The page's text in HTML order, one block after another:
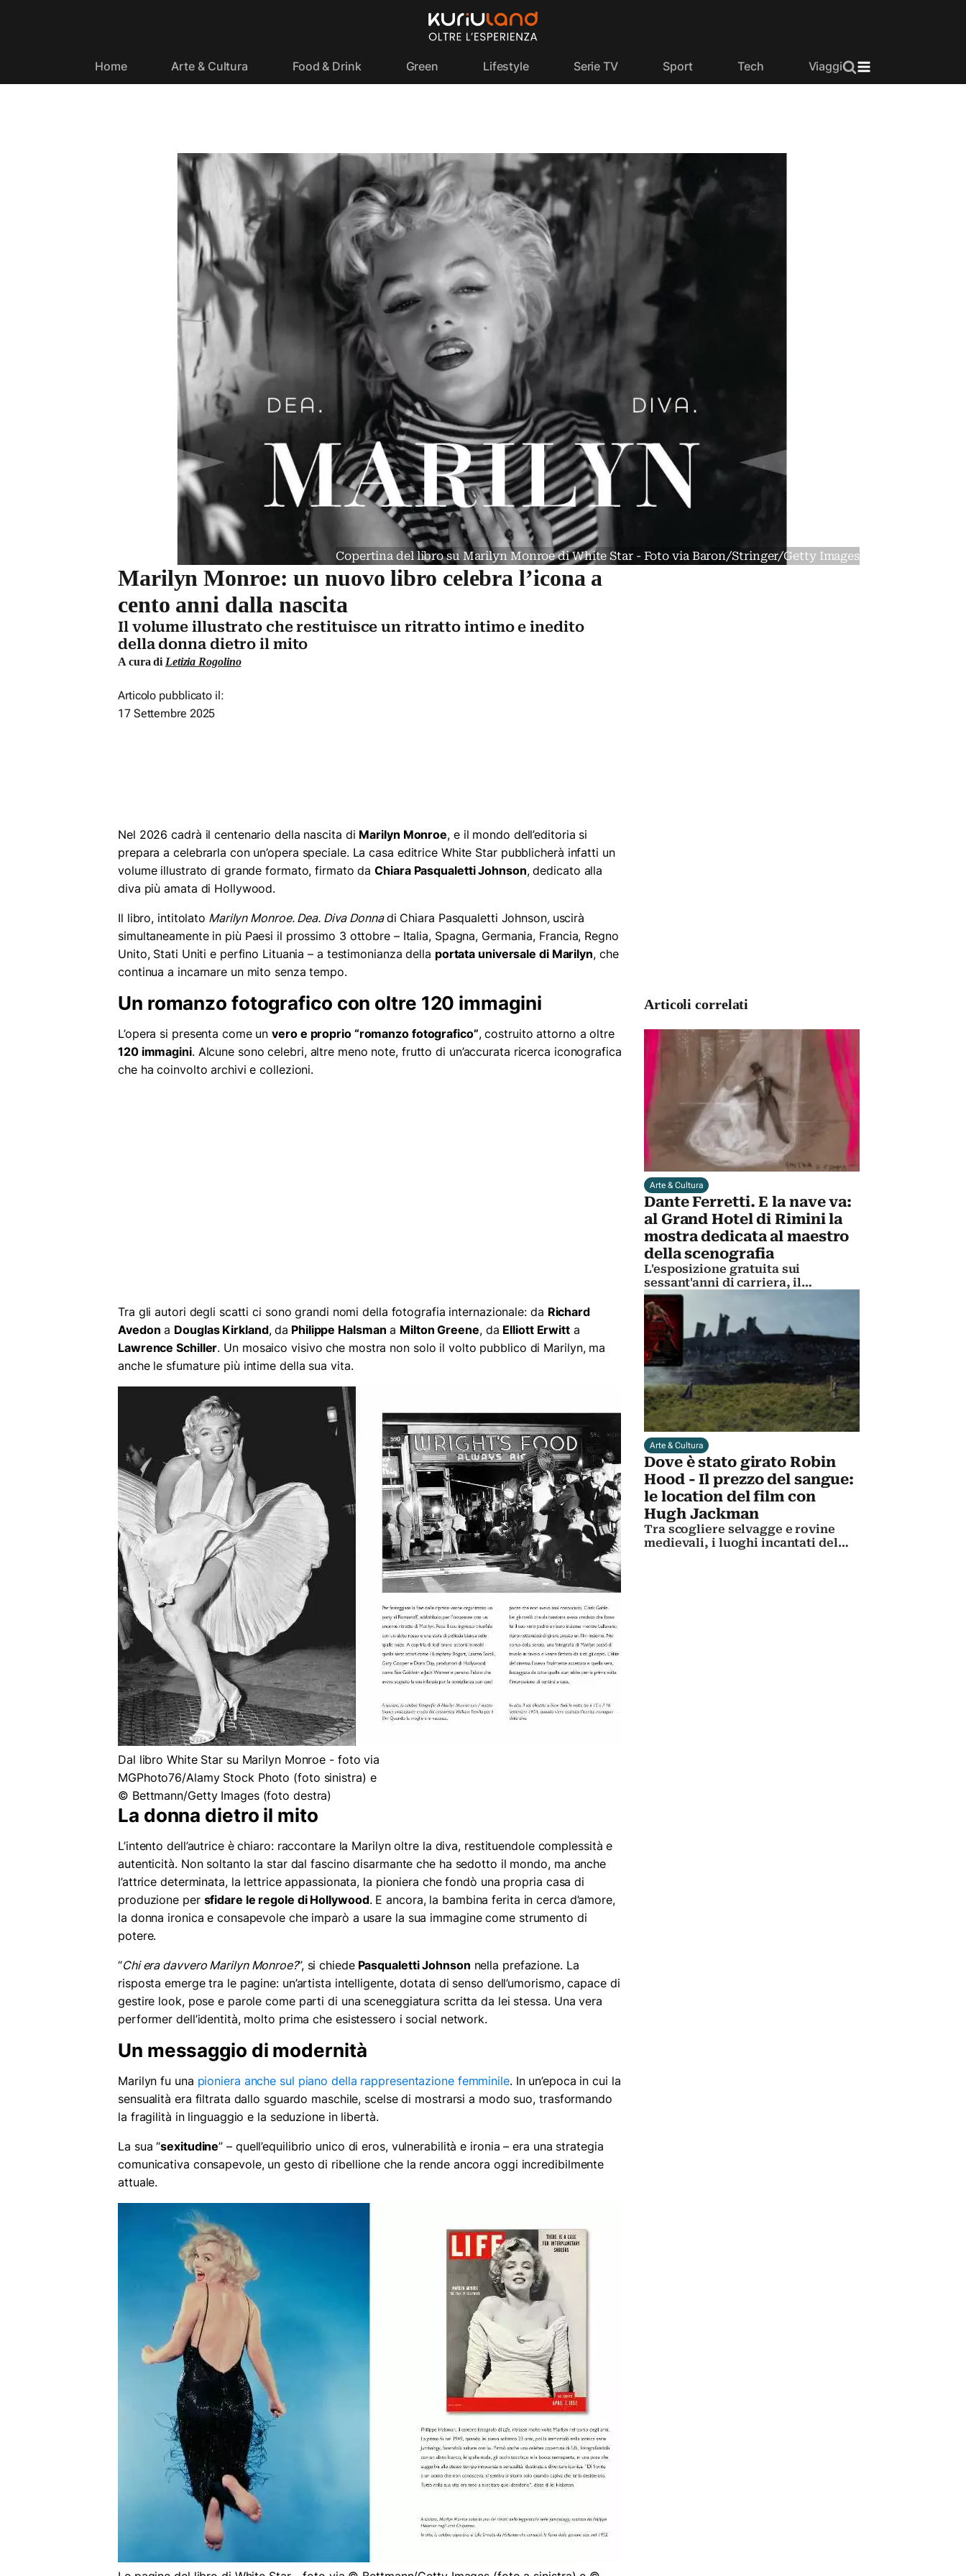
Home Arte & Cultura Food & Drink Green Lifestyle Serie TV Sport Tech Viaggi
Copertina del libro su Marilyn Monroe di White Star - Foto via Baron/Stringer/Getty Images
Marilyn Monroe: un nuovo libro celebra l’icona a
cento anni dalla nascita
Il volume illustrato che restituisce un ritratto intimo e inedito
della donna dietro il mito
A cura diLetizia Rogolino
Articolo pubblicato il:
17 Settembre 2025
Nel 2026 cadrà il centenario della nascita di Marilyn Monroe, e il mondo dell’editoria si
prepara a celebrarla con un’opera speciale. La casa editrice White Star pubblicherà infatti un
volume illustrato di grande formato, firmato daChiara Pasqualetti Johnson, dedicato alla
diva più amata di Hollywood.
Il libro, intitolato Marilyn Monroe. Dea. Diva Donnadi Chiara Pasqualetti Johnson, uscirà
simultaneamente in più Paesi il prossimo 3 ottobre – Italia, Spagna, Germania, Francia, Regno
Unito, Stati Uniti e perfino Lituania – a testimonianza della portata universale di Marilyn, che
continua a incarnare un mito senza tempo.
Un romanzo fotografico con oltre 120 immagini
L’opera si presenta come unvero e proprio “romanzo fotografico”, costruito attorno a oltre
120 immagini. Alcune sono celebri, altre meno note, frutto di un’accurata ricerca iconografica
che ha coinvolto archivi e collezioni.
Tra gli autori degli scatti ci sono grandi nomi della fotografia internazionale: da Richard
Avedon a Douglas Kirkland, da Philippe Halsman a Milton Greene, da Elliott Erwitta
Lawrence Schiller. Un mosaico visivo che mostra non solo il volto pubblico di Marilyn, ma
anche le sfumature più intime della sua vita.
Dal libro White Star su Marilyn Monroe - foto via
MGPhoto76/Alamy Stock Photo (foto sinistra) e
© Bettmann/Getty Images (foto destra)
La donna dietro il mito
L’intento dell’autrice è chiaro: raccontare la Marilyn oltre la diva, restituendole complessità e
autenticità. Non soltanto la star dal fascino disarmante che ha sedotto il mondo, ma anche
l’attrice determinata, la lettrice appassionata, la pioniera che fondò una propria casa di
produzione per sfidare le regole di Hollywood. E ancora, la bambina ferita in cerca d’amore,
la donna ironica e consapevole che imparò a usare la sua immagine come strumento di
potere.
“Chi era davvero Marilyn Monroe?”, si chiedePasqualetti Johnson nella prefazione. La
risposta emerge tra le pagine: un’artista intelligente, dotata di senso dell’umorismo, capace di
gestire look, pose e parole come parti di una sceneggiatura scritta da lei stessa. Una vera
performer dell’identità, molto prima che esistessero i social network.
Un messaggio di modernità
Marilyn fu una pioniera anche sul piano della rappresentazione femminile. In un’epoca in cui la
sensualità era filtrata dallo sguardo maschile, scelse di mostrarsi a modo suo, trasformando
la fragilità in linguaggio e la seduzione in libertà.
La sua “sexitudine” – quell’equilibrio unico di eros, vulnerabilità e ironia – era una strategia
comunicativa consapevole, un gesto di ribellione che la rende ancora oggi incredibilmente
attuale.
Articoli correlati
Arte & Cultura
Dante Ferretti. E la nave va:
al Grand Hotel di Rimini la
mostra dedicata al maestro
della scenografia
L'esposizione gratuita sui
sessant'anni di carriera, il
sodalizio con Fellini e i bozzetti da
Oscar
Arte & Cultura
Dove è stato girato Robin
Hood - Il prezzo del sangue:
le location del film con
Hugh Jackman
Tra scogliere selvagge e rovine
medievali, i luoghi incantati del